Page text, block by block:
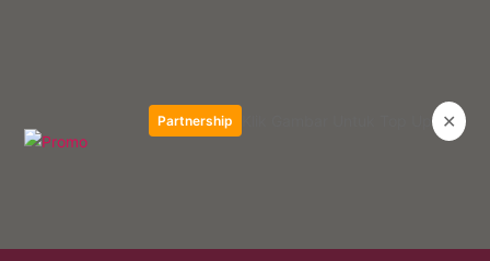
Partnership ✕